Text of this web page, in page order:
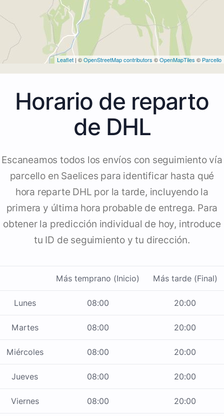
Leaflet | ©OpenStreetMap contributors ©OpenMapTiles © Parcello
Horario de reparto
de DHL
Escaneamos todos los envíos con seguimiento vía
parcello en Saelices para identificar hasta qué
hora reparte DHL por la tarde, incluyendo la
primera y última hora probable de entrega. Para
obtener la predicción individual de hoy, introduce
tu ID de seguimiento y tu dirección.
Más temprano (Inicio) Más tarde (Final)
Lunes 08:00 20:00
Martes 08:00 20:00
Miércoles 08:00 20:00
Jueves 08:00 20:00
Viernes 08:00 20:00